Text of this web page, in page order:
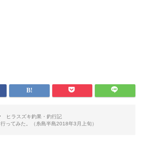
ヒラスズキ釣果・釣行記
ってみた。（糸島半島2018年3月上旬）